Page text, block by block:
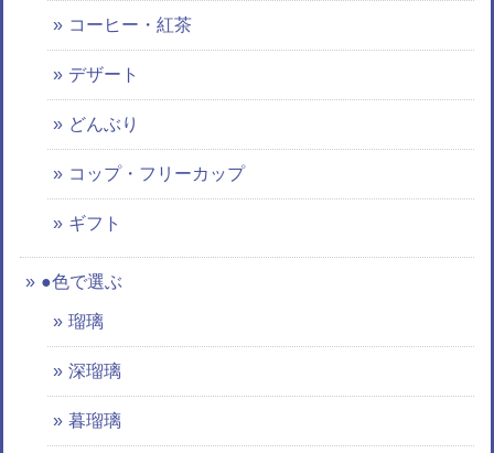
コーヒー・紅茶
デザート
どんぶり
コップ・フリーカップ
ギフト
●色で選ぶ
瑠璃
深瑠璃
暮瑠璃